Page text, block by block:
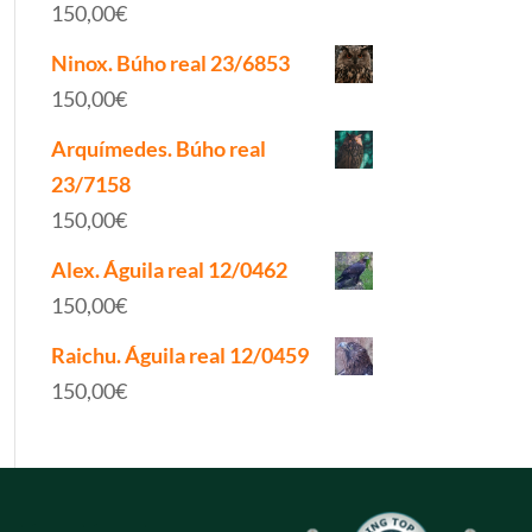
150,00€
Ninox. Búho real 23/6853
150,00€
Arquímedes. Búho real
23/7158
150,00€
Alex. Águila real 12/0462
150,00€
Raichu. Águila real 12/0459
150,00€